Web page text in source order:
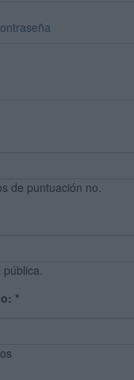
de puntuación no.
*